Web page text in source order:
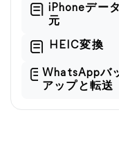
iPhoneデー
元
HEIC変換
WhatsAppバ
アップと転送